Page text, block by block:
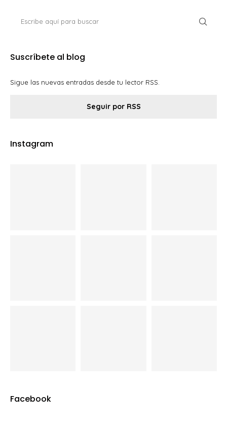
Suscríbete al blog
Sigue las nuevas entradas desde tu lector RSS.
Seguir por RSS
Instagram
Facebook